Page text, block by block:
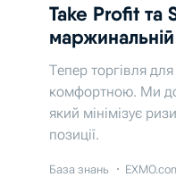
Take Profit та
Тепер торгівля
комфортною. Ми
який мінімізує
позиції.
База знань